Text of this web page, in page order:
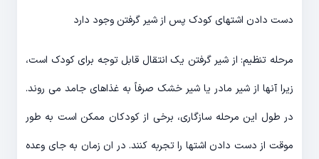
دست دادن اشتهای کودک پس از شیر گرفتن وجود دارد
مرحله تنظیم: از شیر گرفتن یک انتقال قابل توجه برای کودک است،
زیرا آنها از شیر مادر یا شیر خشک صرفاً به غذاهای جامد می روند.
در طول این مرحله سازگاری، برخی از کودکان ممکن است به طور
موقت از دست دادن اشتها را تجربه کنند. در ان زمان به جای وعده